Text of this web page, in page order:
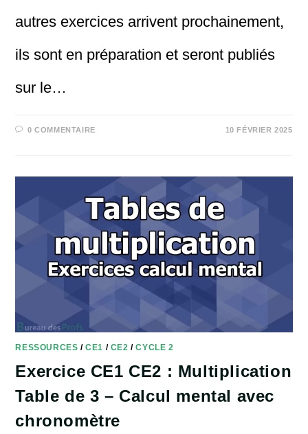
autres exercices arrivent prochainement,
ils sont en préparation et seront publiés
sur le…
0 COMMENTAIRE 10 FÉVRIER 2025
RESSOURCES /CE1 / CE2 /CYCLE 2
Exercice CE1 CE2 : Multiplication
Table de 3 – Calcul mental avec
chronomètre